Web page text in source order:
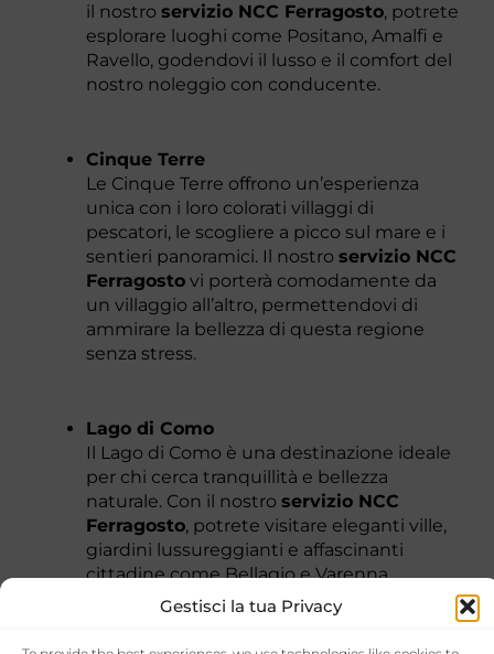
Gestisci la tua Privacy
il nostro servizio NCC Ferragosto, potrete
esplorare luoghi come Positano, Amalfi e
Ravello, godendovi il lusso e il comfort del
nostro noleggio con conducente.
Cinque Terre
Le Cinque Terre offrono un’esperienza
unica con i loro colorati villaggi di
pescatori, le scogliere a picco sul mare e i
sentieri panoramici. Il nostro servizio NCC
Ferragosto vi porterà comodamente da
un villaggio all’altro, permettendovi di
ammirare la bellezza di questa regione
senza stress.
Lago di Como
Il Lago di Como è una destinazione ideale
per chi cerca tranquillità e bellezza
naturale. Con il nostro servizio NCC
Ferragosto, potrete visitare eleganti ville,
giardini lussureggianti e affascinanti
cittadine come Bellagio e Varenna.
Dolomiti